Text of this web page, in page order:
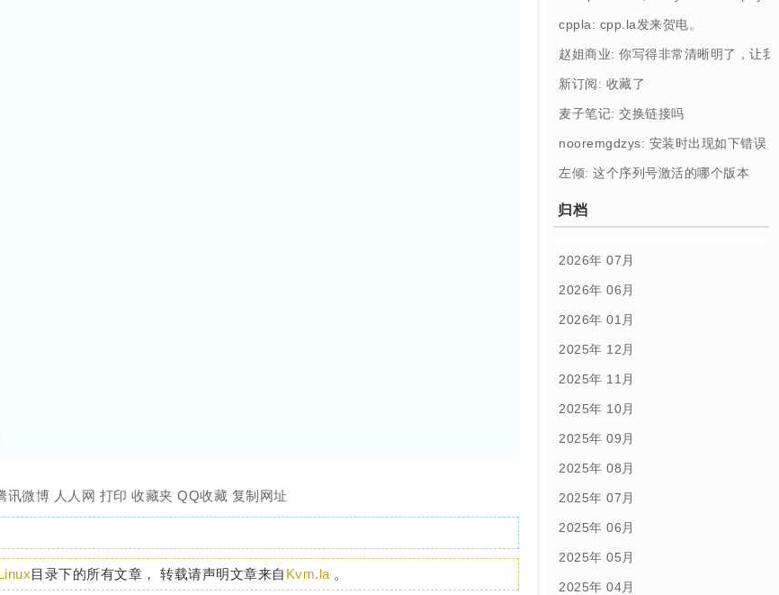
讯微博 人人网 打印 收藏夹 QQ收藏 复制网址
目录下的所有文章， 转载请声明文章来自 Kvm.la 。
cppla: cpp.la发来贺电。
赵姐商业: 你写得非常清晰明了，让
新订阅: 收藏了
麦子笔记: 交换链接吗
nooremgdzys: 安装时出现如下错误
左倾: 这个序列号激活的哪个版本
归档
2026年 07月
2026年 06月
2026年 01月
2025年 12月
2025年 11月
2025年 10月
2025年 09月
2025年 08月
2025年 07月
2025年 06月
2025年 05月
2025年 04月